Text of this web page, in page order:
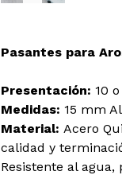
Pasantes para
Presentación: 10
Medidas: 15 mm
Material: Acero
calidad y
Resistente al